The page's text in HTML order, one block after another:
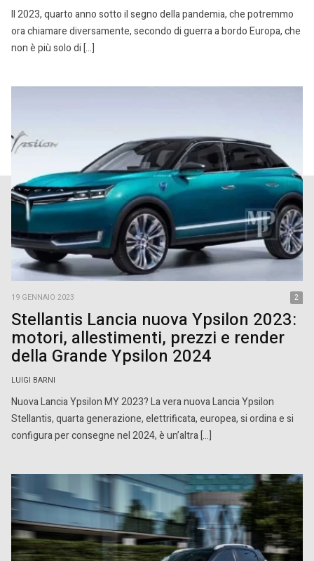
Il 2023, quarto anno sotto il segno della pandemia, che potremmo
ora chiamare diversamente, secondo di guerra a bordo Europa, che
non è più solo di […]
19 GENNAIO 2023 2
Stellantis Lancia nuova Ypsilon 2023:
motori, allestimenti, prezzi e render
della Grande Ypsilon 2024
LUIGI BARNI
Nuova Lancia Ypsilon MY 2023? La vera nuova Lancia Ypsilon
Stellantis, quarta generazione, elettrificata, europea, si ordina e si
configura per consegne nel 2024, è un’altra […]